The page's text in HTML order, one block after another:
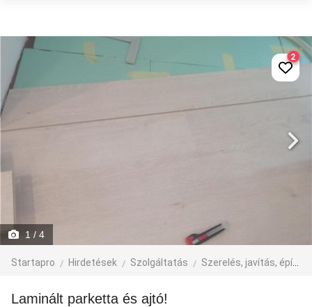
1 / 4
Startapro Hirdetések Szolgáltatás Szerelés, javítás, építkezés
2
Laminált parketta és ajtó!